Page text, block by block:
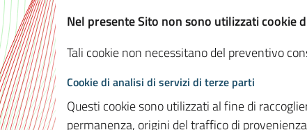
Nel presente Sito non sono utilizzati cookie
Tali cookie non necessitano del preventivo
Cookie di analisi di servizi di terze parti
Questi cookie sono utilizzati al fine di
permanenza, origini del traffico di